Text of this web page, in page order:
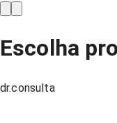
Escolha
dr.consulta